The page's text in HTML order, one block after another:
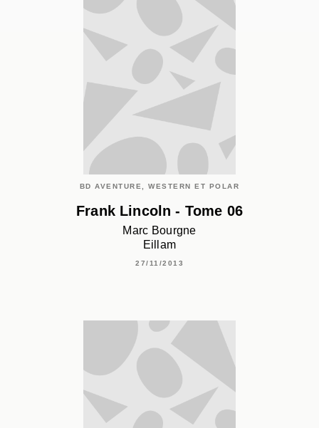
BD AVENTURE, WESTERN ET POLAR
Frank Lincoln - Tome 06
Marc Bourgne
Eillam
27/11/2013